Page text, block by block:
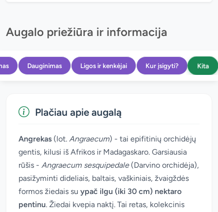
Augalo priežiūra ir informacija
Dauginimas Ligos ir kenkėjai Kur įsigyti? Kita
Plačiau apie augalą
Angrekas (lot. Angraecum) - tai epifitinių orchidėjų
gentis, kilusi iš Afrikos ir Madagaskaro. Garsiausia
rūšis - Angraecum sesquipedale(Darvino orchidėja),
pasižyminti dideliais, baltais, vaškiniais, žvaigždės
formos žiedais su ypač ilgu (iki 30 cm) nektaro
pentinu. Žiedai kvepia naktį. Tai retas, kolekcinis